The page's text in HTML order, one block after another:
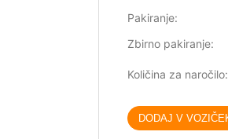
Pakiranje:
Zbirno pakiranje:
Količina za naročilo: